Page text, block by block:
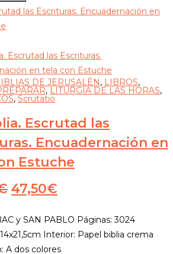
DE JERUSALÉN, LIBROS,
, LITURGIA DE LAS HORAS,
, Scrutatio
Escrutad las
Encuadernación en
Estuche
El
original
era:
50,00€.
47,50€
actual
es:
47,50€.
y SAN PABLO Páginas: 3024
Interior: Papel biblia crema
A dos colores